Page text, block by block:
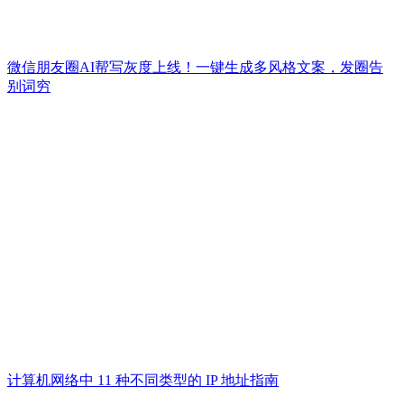
微信朋友圈AI帮写灰度上线！一键生成多风格文案，发圈告
别词穷
计算机网络中 11 种不同类型的 IP 地址指南